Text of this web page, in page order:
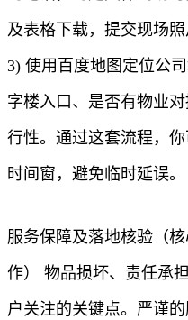
及表格下载，提交现场
3) 使用百度地图定位公
字楼入口、是否有物业
行性。通过这套流程，
时间窗，避免临时延误。
服务保障及落地核验（
作） 物品损坏、责任承
户关注的关键点。严谨